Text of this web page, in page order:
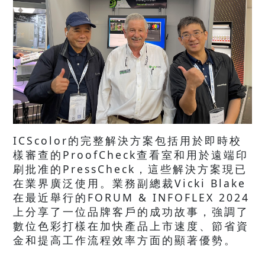
ICScolor的完整解決方案包括用於即時校
樣審查的ProofCheck查看室和用於遠端印
刷批准的PressCheck，這些解決方案現已
在業界廣泛使用。業務副總裁Vicki Blake
在最近舉行的FORUM & INFOFLEX 2024
上分享了一位品牌客戶的成功故事，強調了
數位色彩打樣在加快產品上市速度、節省資
金和提高工作流程效率方面的顯著優勢。